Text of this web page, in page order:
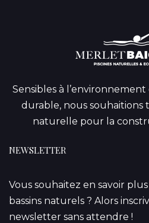
Sensibles à
durable, nous
naturelle pour la
NEWSLETTER
Vous souhaitez en savoir
bassins naturels ? Alors
newsletter sans attendre !